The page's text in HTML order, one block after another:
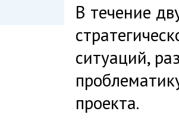
В течение
ситуаций,
проекта.